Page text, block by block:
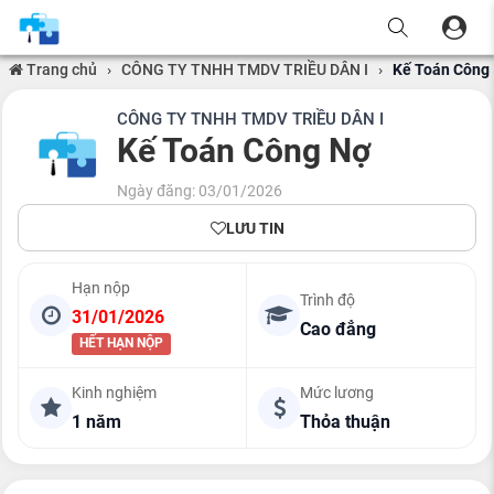
Trang chủ › CÔNG TY TNHH TMDV TRIỀU DÂN I › Kế Toán Công
CÔNG TY TNHH TMDV TRIỀU DÂN I
Kế Toán Công Nợ
Ngày đăng: 03/01/2026
LƯU TIN
Hạn nộp
31/01/2026
HẾT HẠN NỘP
Trình độ
Cao đẳng
Kinh nghiệm
1 năm
Mức lương
Thỏa thuận